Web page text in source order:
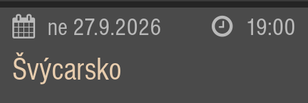
ne 27.9.2026 19:00
Švýcarsko